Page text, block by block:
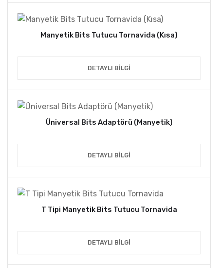
Manyetik Bits Tutucu Tornavida (Kısa)
DETAYLI BILGI
Üniversal Bits Adaptörü (Manyetik)
DETAYLI BILGI
T Tipi Manyetik Bits Tutucu Tornavida
DETAYLI BILGI